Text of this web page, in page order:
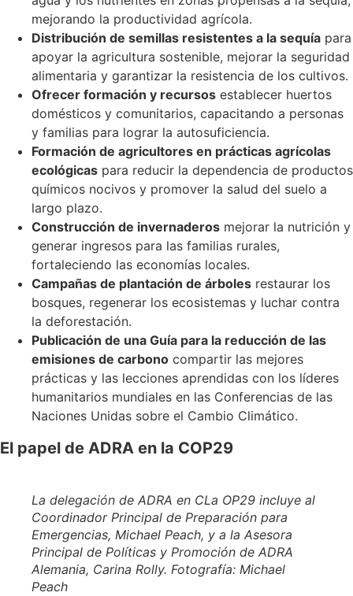
mejorando la productividad agrícola.
Distribución de semillas resistentes a la sequía para
apoyar la agricultura sostenible, mejorar la seguridad
alimentaria y garantizar la resistencia de los cultivos.
Ofrecer formación y recursos establecer huertos
domésticos y comunitarios, capacitando a personas
y familias para lograr la autosuficiencia.
Formación de agricultores en prácticas agrícolas
ecológicas para reducir la dependencia de productos
químicos nocivos y promover la salud del suelo a
largo plazo.
Construcción de invernaderos mejorar la nutrición y
generar ingresos para las familias rurales,
fortaleciendo las economías locales.
Campañas de plantación de árboles restaurar los
bosques, regenerar los ecosistemas y luchar contra
la deforestación.
Publicación de una Guía para la reducción de las
emisiones de carbono compartir las mejores
prácticas y las lecciones aprendidas con los líderes
humanitarios mundiales en las Conferencias de las
Naciones Unidas sobre el Cambio Climático.
El papel de ADRA en la COP29
La delegación de ADRA en CLa OP29 incluye al
Coordinador Principal de Preparación para
Emergencias, Michael Peach, y a la Asesora
Principal de Políticas y Promoción de ADRA
Alemania, Carina Rolly. Fotografía: Michael
Peach